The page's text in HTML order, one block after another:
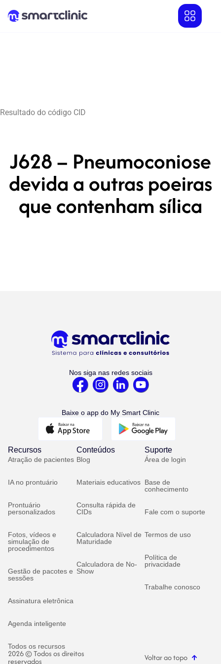
Resultado do código CID
J628 – Pneumoconiose
devida a outras poeiras
que contenham sílica
Nos siga nas redes sociais
Baixe o app do My Smart Clinic
Recursos
Atração de pacientes
IA no prontuário
Prontuário
personalizados
Fotos, vídeos e
simulação de
procedimentos
Gestão de pacotes e
sessões
Assinatura eletrônica
Agenda inteligente
Todos os recursos
Conteúdos
Blog
Materiais educativos
Consulta rápida de
CIDs
Calculadora Nível de
Maturidade
Calculadora de No-
Show
Suporte
Área de login
Base de
conhecimento
Fale com o suporte
Termos de uso
Política de
privacidade
Trabalhe conosco
2026 © Todos os direitos
reservados Voltar ao topo